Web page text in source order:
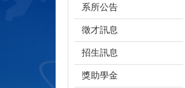
系所公告
徵才訊息
招生訊息
獎助學金